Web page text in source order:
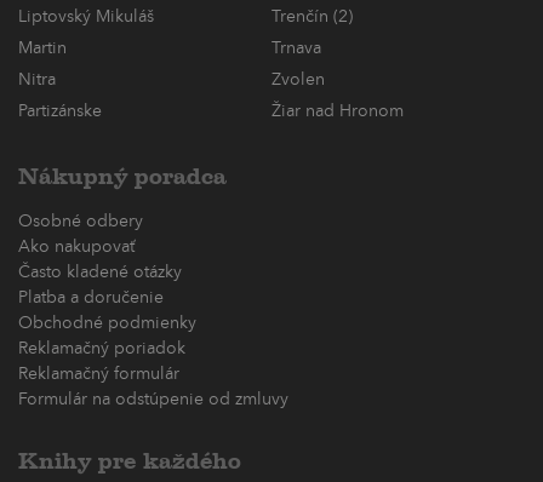
Liptovský Mikuláš
Trenčín (2)
Martin
Trnava
Nitra
Zvolen
Partizánske
Žiar nad Hronom
Nákupný poradca
Osobné odbery
Ako nakupovať
Často kladené otázky
Platba a doručenie
Obchodné podmienky
Reklamačný poriadok
Reklamačný formulár
Formulár na odstúpenie od zmluvy
Knihy pre každého